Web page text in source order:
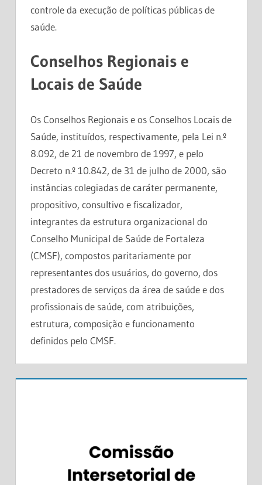
controle da execução de políticas públicas de
saúde.
Conselhos Regionais e
Locais de Saúde
Os Conselhos Regionais e os Conselhos Locais de
Saúde, instituídos, respectivamente, pela Lei n.º
8.092, de 21 de novembro de 1997, e pelo
Decreto n.º 10.842, de 31 de julho de 2000, são
instâncias colegiadas de caráter permanente,
propositivo, consultivo e fiscalizador,
integrantes da estrutura organizacional do
Conselho Municipal de Saúde de Fortaleza
(CMSF), compostos paritariamente por
representantes dos usuários, do governo, dos
prestadores de serviços da área de saúde e dos
profissionais de saúde, com atribuições,
estrutura, composição e funcionamento
definidos pelo CMSF.